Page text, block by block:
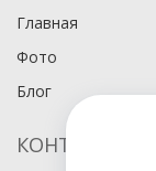
Главная
Фото
Блог
КОНТАКТЫ